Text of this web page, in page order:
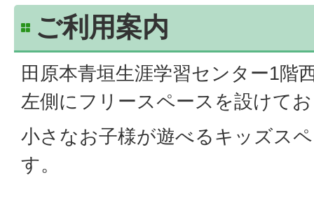
ご利用案内
田原本青垣生涯学習センター1階
左側にフリースペースを設けて
小さなお子様が遊べるキッズス
す。